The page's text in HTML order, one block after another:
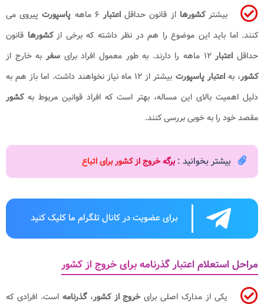
بیشترکشورهااز قانون حداقل اعتبار ۶ ماهه پاسپورت پیروی می
کنند. اما باید این موضوع را هم در نظر داشته که برخی ازکشورها قانون
حداقل اعتبار۱۲ ماهه را دارند. به طور معمول افراد برای سفربه خارج از
کشور، بهاعتبار پاسپورت
بیشتر از ۱۲ ماه نیاز نخواهند داشت. اما باز هم به
دلیل اهمیت بالای این مساله، بهتر است که افراد قوانین مربوط بهکشور
مقصد خود را به خوبی بررسی کنند.
بیشتر بخوانید : برگه خروج از کشور برای اتباع
برای عضویت در کانال تلگرام ما کلیک کنید
مراحل استعلام اعتبار گذرنامه برای خروج از کشور
یکی از مدارک اصلی برایخروج از کشور،گذرنامه است. افرادی که